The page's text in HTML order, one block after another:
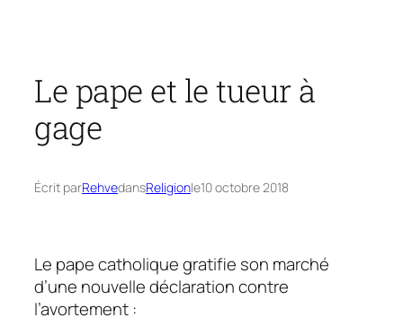
Le pape et le tueur à
gage
Écrit parRehvedansReligionle10 octobre 2018
Le pape catholique gratifie son marché
d’une nouvelle déclaration contre
l’avortement :